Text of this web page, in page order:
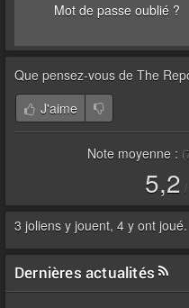
Mot de passe oublié ?
Que pensez-vous de The
J'aime
Note moyenne : (
5,2 /
3 joliens y jouent, 4 y ont joué.
Dernières actualités